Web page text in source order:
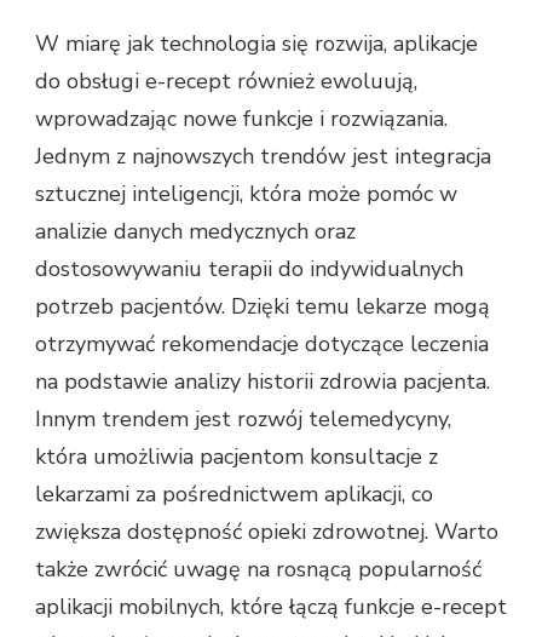
W miarę jak technologia się rozwija, aplikacje
do obsługi e-recept również ewoluują,
wprowadzając nowe funkcje i rozwiązania.
Jednym z najnowszych trendów jest integracja
sztucznej inteligencji, która może pomóc w
analizie danych medycznych oraz
dostosowywaniu terapii do indywidualnych
potrzeb pacjentów. Dzięki temu lekarze mogą
otrzymywać rekomendacje dotyczące leczenia
na podstawie analizy historii zdrowia pacjenta.
Innym trendem jest rozwój telemedycyny,
która umożliwia pacjentom konsultacje z
lekarzami za pośrednictwem aplikacji, co
zwiększa dostępność opieki zdrowotnej. Warto
także zwrócić uwagę na rosnącą popularność
aplikacji mobilnych, które łączą funkcje e-recept